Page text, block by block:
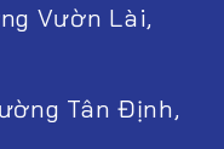
Vườn Lài,
Tân Định,